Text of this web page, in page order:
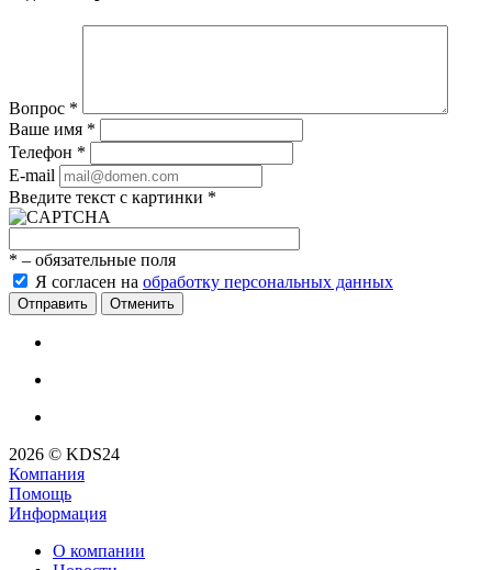
Вопрос *
Ваше имя *
Телефон *
E-mail
Введите текст с картинки *
* – обязательные поля
Я согласен на обработку персональных данных
Отменить
2026 © KDS24
Компания
Помощь
Информация
О компании